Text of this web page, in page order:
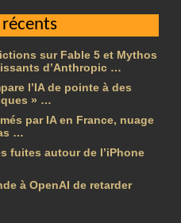
sur Fable 5 et Mythos
d’Anthropic …
l’IA de pointe à des
» …
par IA en France, nuage
…
fuites autour de l’iPhone
à OpenAI de retarder